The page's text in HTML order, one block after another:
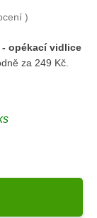
)
- opékací vidlice
za 249 Kč.